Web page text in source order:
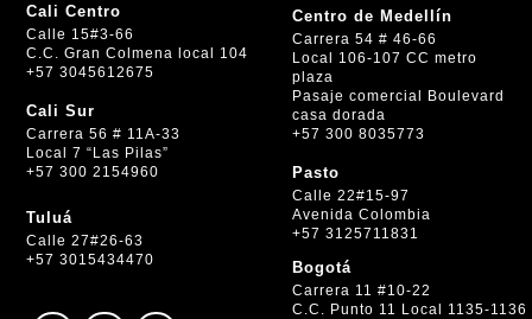
Cali Centro
Calle 15#3-66
C.C. Gran Colmena local 104
+57 3045612675
Cali Sur
Carrera 56 # 11A-33
Local 7 “Las Pilas”
+57 300 2154960
Tuluá
Calle 27#26-63
+57 3015434470
Centro de Medellín
Carrera 54 # 46-66
Local 106-107 CC metro
plaza
Pasaje comercial Boulevard
casa dorada
+57 300 8035773
Pasto
Calle 22#15-97
Avenida Colombia
+57 3125711831
Bogotá
Carrera 11 #10-22
C.C. Punto 11 Local 1135-1136